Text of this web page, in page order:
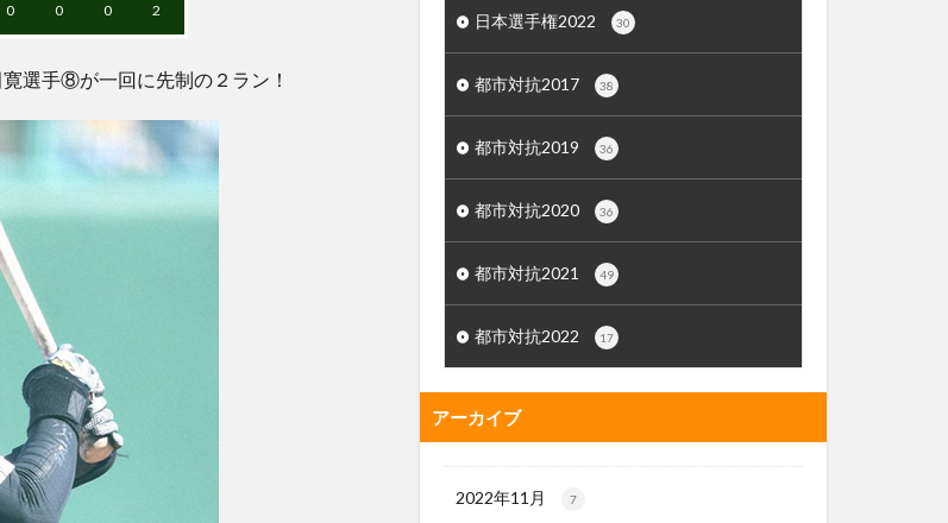
0 0 0 2
選手⑧が一回に先制の２ラン！
日本選手権2022 30
都市対抗2017 38
都市対抗2019 36
都市対抗2020 36
都市対抗2021 49
都市対抗2022 17
アーカイブ
2022年11月 7